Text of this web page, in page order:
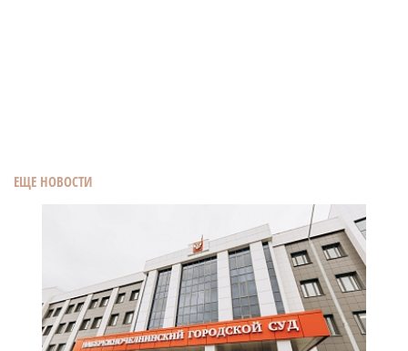
ЕЩЕ НОВОСТИ